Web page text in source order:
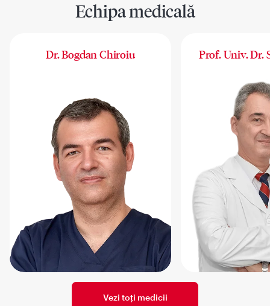
Echipa medicală
Dr. Bogdan Chiroiu Prof. Univ. Dr.
Vezi toți medicii